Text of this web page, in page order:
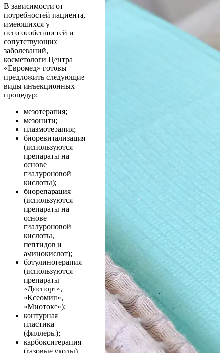
В зависимости от
потребностей пациента,
имеющихся у
него особенностей и
сопутствующих
заболеваний,
косметологи Центра
«Евромед» готовы
предложить следующие
виды инъекционных
процедур:
мезотерапия;
мезонити;
плазмотерапия;
биоревитализация
(используются
препараты на
основе
гиалуроновой
кислоты);
биорепарация
(используются
препараты на
основе
гиалуроновой
кислоты,
пептидов и
аминокислот);
ботулинотерапия
(используются
препараты
«Диспорт»,
«Ксеомин»,
«Миотокс»);
контурная
пластика
(филлеры);
карбокситерапия
(газовые уколы).